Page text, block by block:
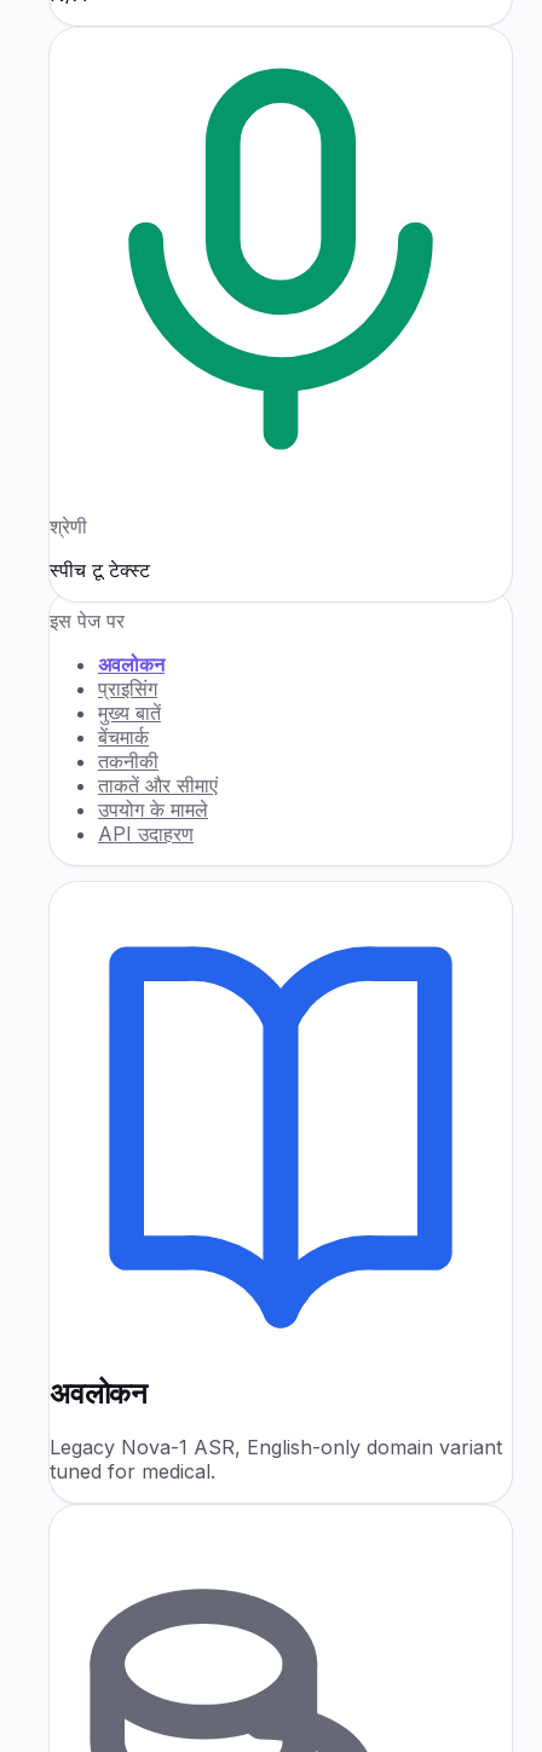
श्रेणी
स्पीच टू टेक्स्ट
इस पेज पर
अवलोकन
प्राइसिंग
मुख्य बातें
बेंचमार्क
तकनीकी
ताकतें और सीमाएं
उपयोग के मामले
API उदाहरण
अवलोकन
Legacy Nova-1 ASR, English-only domain variant
tuned for medical.